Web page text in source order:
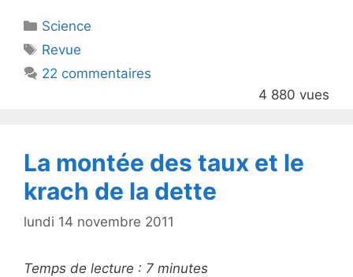
er e
o
Catégories
Science
Étiquettes
Revue
22 commentaires
4 880 vues
La montée des taux et le
krach de la dette
lundi 14 novembre 2011
Temps de lecture : 7 minutes